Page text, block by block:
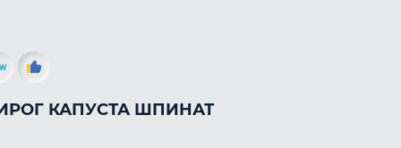
КАПУСТА ШПИНАТ